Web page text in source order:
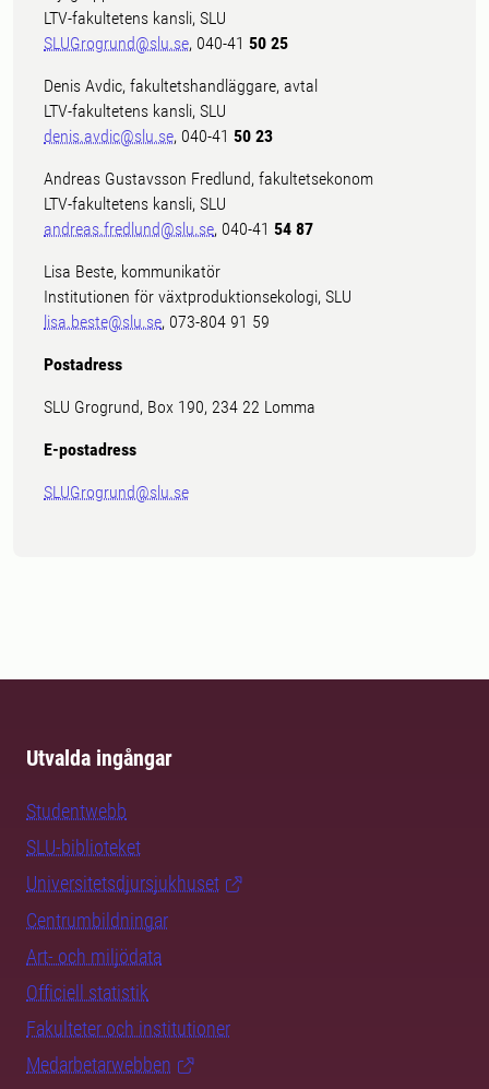
LTV-fakultetens kansli, SLU
SLUGrogrund@slu.se, 040-41 50 25
Denis Avdic, fakultetshandläggare, avtal
LTV-fakultetens kansli, SLU
denis.avdic@slu.se, 040-41 50 23
Andreas Gustavsson Fredlund, fakultetsekonom
LTV-fakultetens kansli, SLU
andreas.fredlund@slu.se, 040-41 54 87
Lisa Beste, kommunikatör
Institutionen för växtproduktionsekologi, SLU
lisa.beste@slu.se, 073-804 91 59
Postadress
SLU Grogrund, Box 190, 234 22 Lomma
E-postadress
SLUGrogrund@slu.se
Utvalda ingångar
Studentwebb
SLU-biblioteket
Universitetsdjursjukhuset
Centrumbildningar
Art- och miljödata
Officiell statistik
Fakulteter och institutioner
Medarbetarwebben